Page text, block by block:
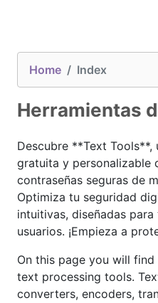
Home Index
Herramientas
Descubre **Text Tools**,
gratuita y personalizable
contraseñas seguras de
Optimiza tu seguridad
intuitivas, diseñadas
usuarios. ¡Empieza a
On this page you will
text processing tools.
converters, encoders,